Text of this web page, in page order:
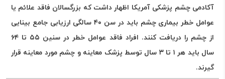
آکادمی چشم پزشکی آمریکا اظهار داشت که بزرگسالان فاقد علائم یا
عوامل خطر بیماری چشم باید در سن ۴۰ سالگی ارزیابی جامع بینایی
از چشم را دریافت کنند. افراد فاقد عوامل خطر در سنین ۵۵ تا ۶۴
سال باید هر ۱ تا ۳ سال توسط پزشک معاینه و چشم مورد معاینه قرار
گیرند.